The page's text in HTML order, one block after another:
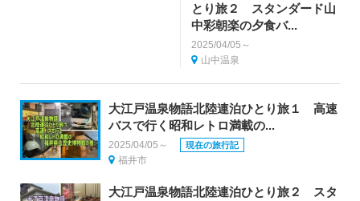
とり旅２ スタンダード山
中彩朝楽の夕食バ...
2025/04/05～
山中温泉
大江戸温泉物語北陸連泊ひとり旅１ 高速
バスで行く昭和レトロ満載の...
2025/04/05～ 現在の旅行記
福井市
大江戸温泉物語北陸連泊ひとり旅２ スタ